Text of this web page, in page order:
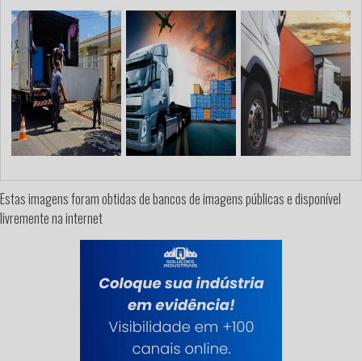
Estas imagens foram obtidas de bancos de imagens públicas e disponível
livremente na internet